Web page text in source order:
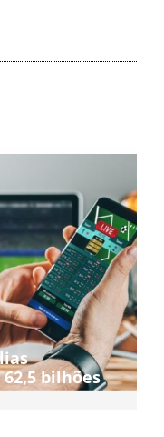
bilhões